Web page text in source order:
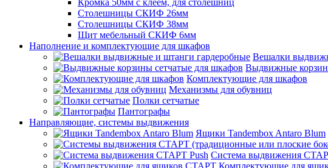
Кромка 50мм с клеем, для столешниц
Столешницы СКИФ 26мм
Столешницы СКИФ 38мм
Щит мебельный СКИФ 6мм
Наполнение и комплектующие для шкафов
Вешалки
Выдвижные
Комплектующие для шкафов
Механизмы для обувниц
Полки сетчатые
Пантографы
Направляющие, системы выдвижения
Ящики Tandembox Antaro Blum
Система выдвижения
Комплектующие для